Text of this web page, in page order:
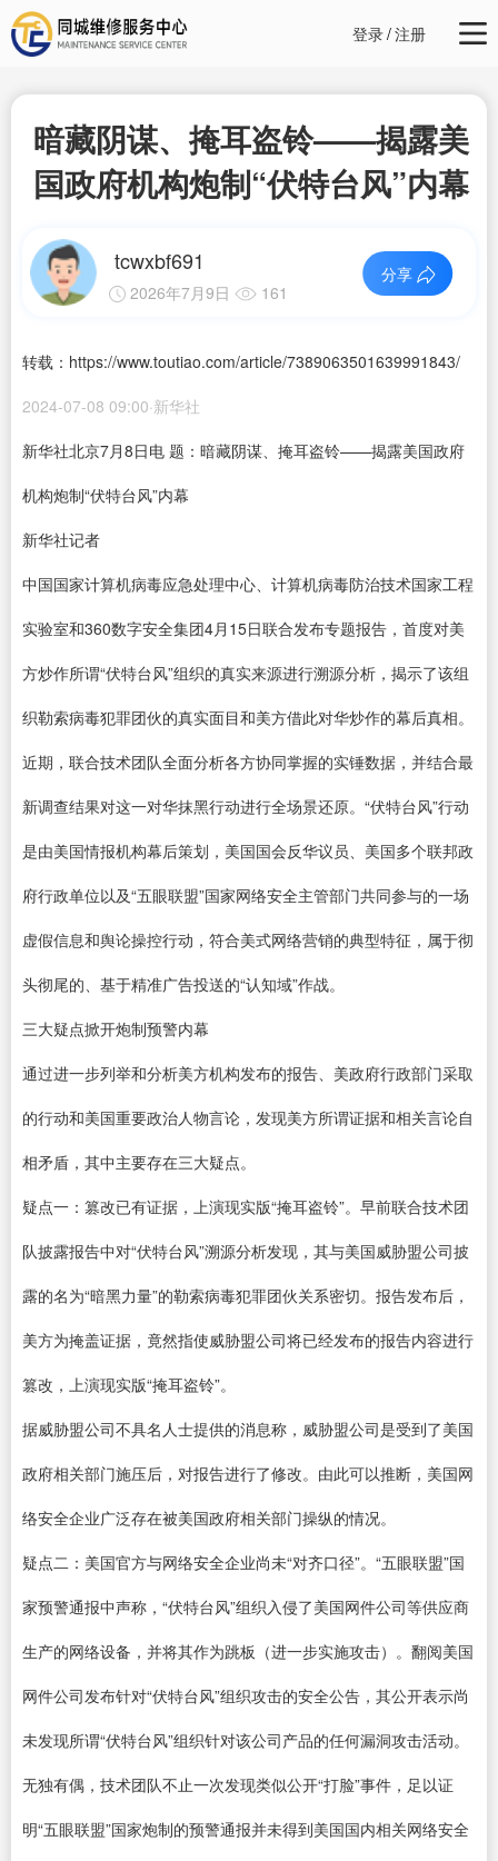
登录/注册
暗藏阴谋、掩耳盗铃——揭露美
国政府机构炮制“伏特台风”内幕
tcwxbf691
2026年7月9日 161
分享
转载：https://www.toutiao.com/article/7389063501639991843/
2024-07-08 09:00·新华社
新华社北京7月8日电 题：暗藏阴谋、掩耳盗铃——揭露美国政府
机构炮制“伏特台风”内幕
新华社记者
中国国家计算机病毒应急处理中心、计算机病毒防治技术国家工程
实验室和360数字安全集团4月15日联合发布专题报告，首度对美
方炒作所谓“伏特台风”组织的真实来源进行溯源分析，揭示了该组
织勒索病毒犯罪团伙的真实面目和美方借此对华炒作的幕后真相。
近期，联合技术团队全面分析各方协同掌握的实锤数据，并结合最
新调查结果对这一对华抹黑行动进行全场景还原。“伏特台风”行动
是由美国情报机构幕后策划，美国国会反华议员、美国多个联邦政
府行政单位以及“五眼联盟”国家网络安全主管部门共同参与的一场
虚假信息和舆论操控行动，符合美式网络营销的典型特征，属于彻
头彻尾的、基于精准广告投送的“认知域”作战。
三大疑点掀开炮制预警内幕
通过进一步列举和分析美方机构发布的报告、美政府行政部门采取
的行动和美国重要政治人物言论，发现美方所谓证据和相关言论自
相矛盾，其中主要存在三大疑点。
疑点一：篡改已有证据，上演现实版“掩耳盗铃”。早前联合技术团
队披露报告中对“伏特台风”溯源分析发现，其与美国威胁盟公司披
露的名为“暗黑力量”的勒索病毒犯罪团伙关系密切。报告发布后，
美方为掩盖证据，竟然指使威胁盟公司将已经发布的报告内容进行
篡改，上演现实版“掩耳盗铃”。
据威胁盟公司不具名人士提供的消息称，威胁盟公司是受到了美国
政府相关部门施压后，对报告进行了修改。由此可以推断，美国网
络安全企业广泛存在被美国政府相关部门操纵的情况。
疑点二：美国官方与网络安全企业尚未“对齐口径”。“五眼联盟”国
家预警通报中声称，“伏特台风”组织入侵了美国网件公司等供应商
生产的网络设备，并将其作为跳板（进一步实施攻击）。翻阅美国
网件公司发布针对“伏特台风”组织攻击的安全公告，其公开表示尚
未发现所谓“伏特台风”组织针对该公司产品的任何漏洞攻击活动。
无独有偶，技术团队不止一次发现类似公开“打脸”事件，足以证
明“五眼联盟”国家炮制的预警通报并未得到美国国内相关网络安全